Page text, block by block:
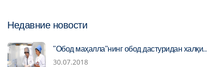
Недавние новости
"Обод маҳалла"нинг обод дастуридан халқи..
30.07.2018